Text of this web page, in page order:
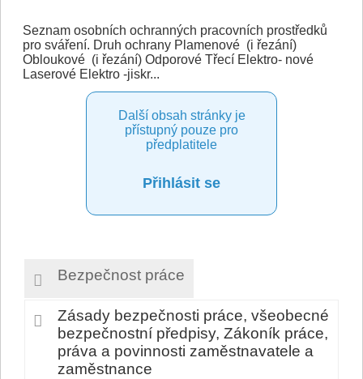
Seznam osobních ochranných pracovních prostředků
pro sváření. Druh ochrany Plamenové (i řezání)
Obloukové (i řezání) Odporové Třecí Elektro- nové
Laserové Elektro -jiskr...
Další obsah stránky je
přístupný pouze pro
předplatitele
Přihlásit se
Bezpečnost práce
Zásady bezpečnosti práce, všeobecné
bezpečnostní předpisy, Zákoník práce,
práva a povinnosti zaměstnavatele a
zaměstnance